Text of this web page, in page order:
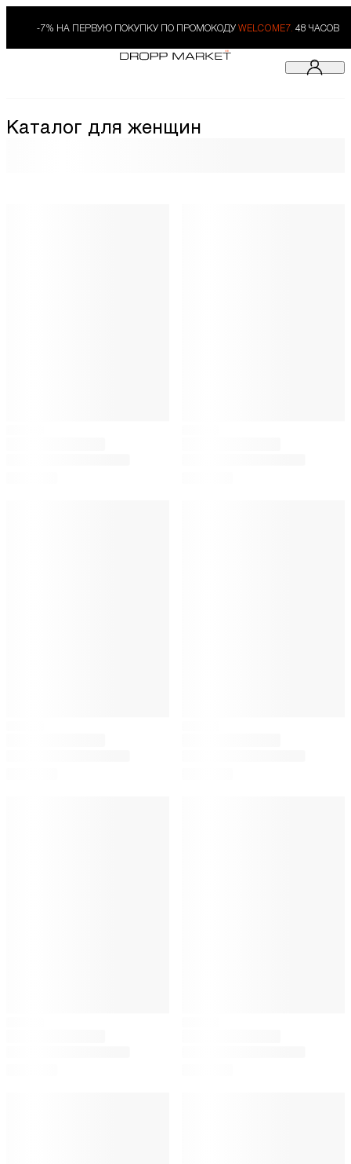
-7% НА ПЕРВУЮ ПОКУПКУ ПО ПРОМОКОДУ WELCOME7. 48 ЧАСОВ
Каталог для женщин